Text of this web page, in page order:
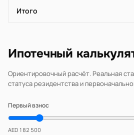
Итого
Ипотечный
Ориентировочный расчёт. Реальная
статуса резидентства и
Первый взнос
AED 182 500